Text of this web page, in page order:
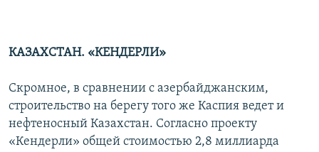
КАЗАХСТАН. «КЕНДЕРЛИ»
Скромное, в сравнении с азербайджанским,
строительство на берегу того же Каспия ведет и
нефтеносный Казахстан. Согласно проекту
«Кендерли» общей стоимостью 2,8 миллиарда